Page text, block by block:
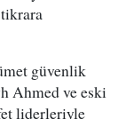
güvenlik
Ahmed ve eski
liderleriyle